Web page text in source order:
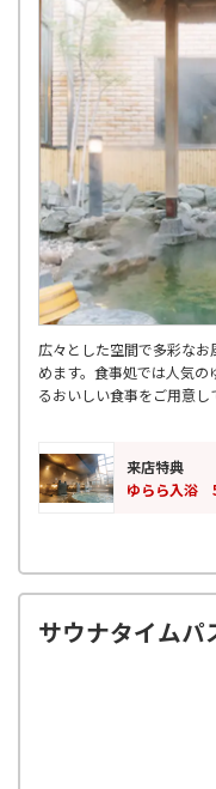
広々とした空間で多彩な
めます。食事処では人気
るおいしい食事をご用意
来店特典
ゆらら入浴
サウナタイムパ